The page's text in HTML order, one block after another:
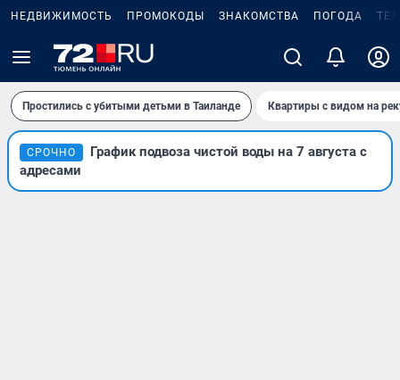
НЕДВИЖИМОСТЬ ПРОМОКОДЫ ЗНАКОМСТВА ПОГОДА
Простились с убитыми детьми в Таиланде Квартиры с видом на
СРОЧНО
График подвоза чистой воды на 7 августа с
адресами